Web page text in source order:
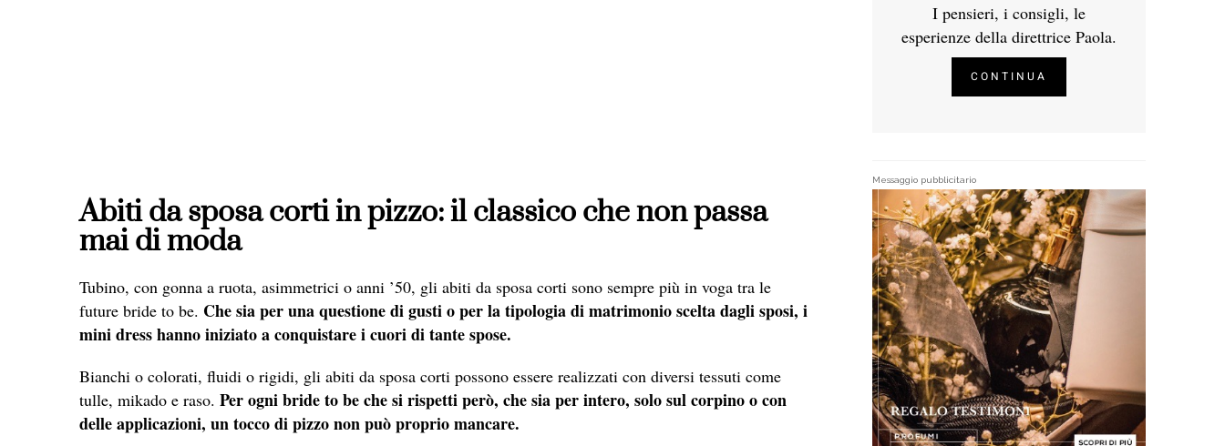
Abiti da sposa corti in pizzo: il classico che non passa
mai di moda
Tubino, con gonna a ruota, asimmetrici o anni ’50, gli abiti da sposa corti sono sempre più in voga tra le
future bride to be. Che sia per una questione di gusti o per la tipologia di matrimonio scelta dagli sposi, i
mini dress hanno iniziato a conquistare i cuori di tante spose.
Bianchi o colorati, fluidi o rigidi, gli abiti da sposa corti possono essere realizzati con diversi tessuti come
tulle, mikado e raso. Per ogni bride to be che si rispetti però, che sia per intero, solo sul corpino o con
delle applicazioni, un tocco di pizzo non può proprio mancare.
I pensieri, i consigli, le
esperienze della direttrice Paola.
CONTINUA
Messaggio pubblicitario